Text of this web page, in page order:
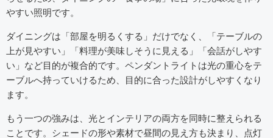
やすい照明です。
ダイニングは「部屋を明るくする」だけでなく、「テーブルの
上が見やすい」「料理が美味しそうに見える」「会話がしやす
い」など目的が複合的です。ペンダントライトは光の重心をテ
ーブルへ持っていけるため、目的に合った設計がしやすくなり
ます。
もう一つの強みは、光とインテリアの両方を同時に整えられる
ことです。シェードの形や素材で昼間の見え方も決まり、点灯